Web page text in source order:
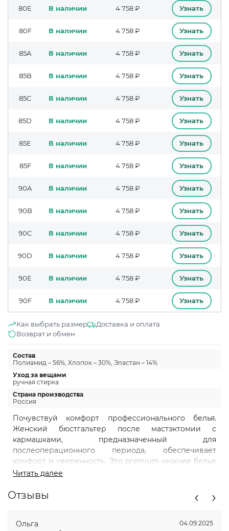
80E В наличии 4 758 ₽ Узнать
80F В наличии 4 758 ₽ Узнать
85A В наличии 4 758 ₽ Узнать
85B В наличии 4 758 ₽ Узнать
85C В наличии 4 758 ₽ Узнать
85D В наличии 4 758 ₽ Узнать
85E В наличии 4 758 ₽ Узнать
85F В наличии 4 758 ₽ Узнать
90A В наличии 4 758 ₽ Узнать
90B В наличии 4 758 ₽ Узнать
90C В наличии 4 758 ₽ Узнать
90D В наличии 4 758 ₽ Узнать
90E В наличии 4 758 ₽ Узнать
90F В наличии 4 758 ₽ Узнать
Как выбрать размер
Доставка и оплата
Возврат и обмен
Состав
Полиамид – 56%, Хлопок – 30%, Эластан – 14%
Уход за вещами
ручная стирка
Страна производства
Россия
Почувствуй комфорт профессионального белья.
Женский бюстгальтер после мастэктомии с
кармашками, предназначенный для
послеоперационного периода, обеспечивает
комфорт и уверенность. Это premium нижнее белье
для женщин, нуждающихся в поддержке после
предназначен для фиксации протеза молочной
железы. Лифчик без косточек мягко облегает бюст,
разработана таким образом, чтобы равномерно
Читать далее
Отзывы
Ольга
04.09.2025
‹ ›